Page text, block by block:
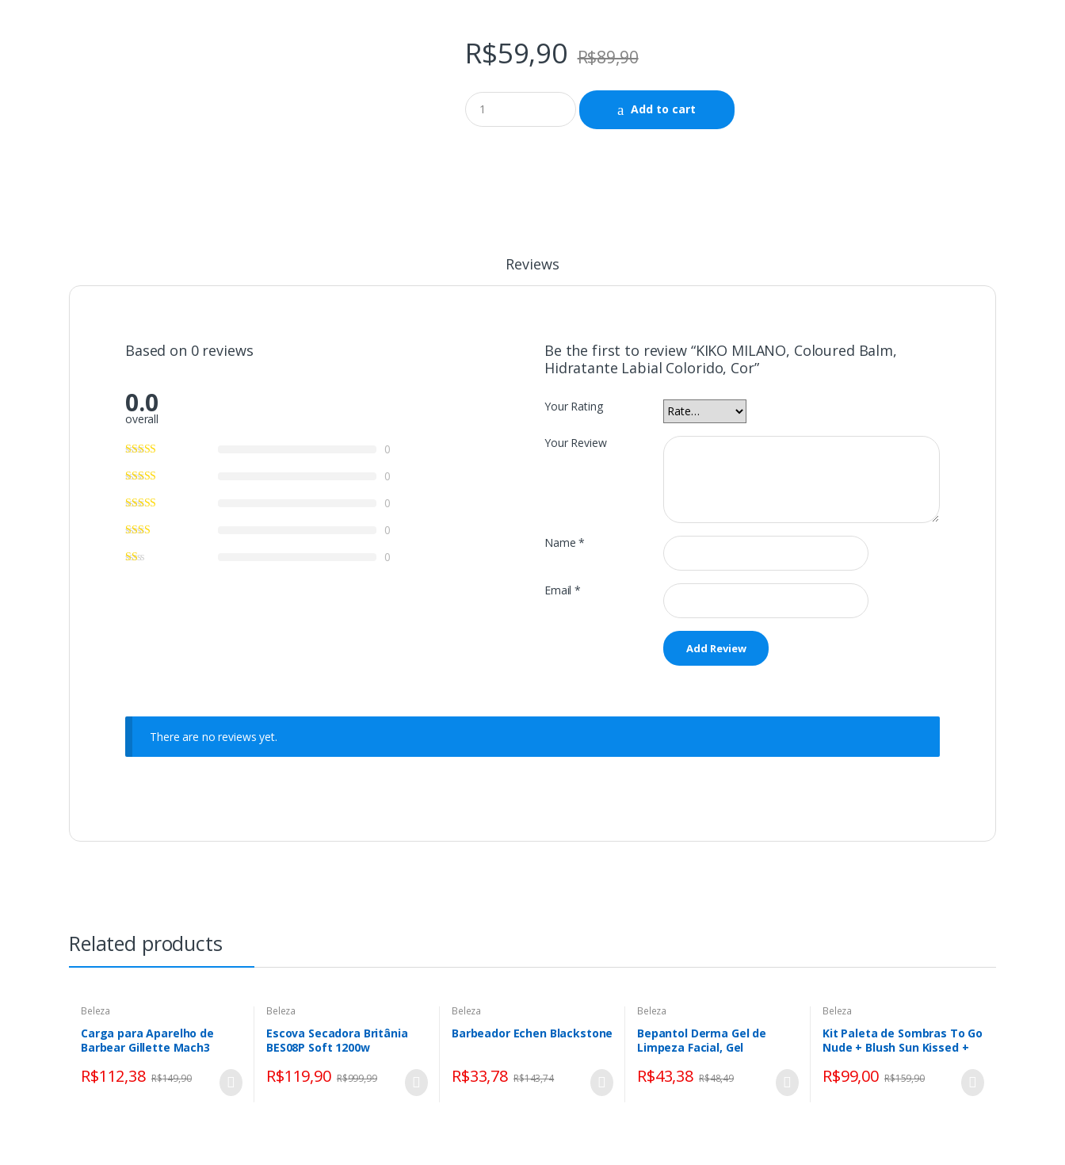
R$59,90 R$89,90
Q
u
a
Add to cart
Reviews
Based on 0 reviews
0.0
overall
0
0
0
0
0
Be the first to review “KIKO MILANO, Coloured Balm,
Hidratante Labial Colorido, Cor”
Your Rating
Your Review
Name*
Email*
There are no reviews yet.
Related products
Beleza
Carga para Aparelho de
Barbear Gillette Mach3
R$112,38 R$149,90
Beleza
Escova Secadora Britânia
BES08P Soft 1200w
R$119,90 R$999,99
Beleza
Barbeador Echen Blackstone
R$33,78 R$143,74
Beleza
Bepantol Derma Gel de
Limpeza Facial, Gel
Líquido, Limpeza Delicada,
R$43,38 R$48,49
Beleza
Kit Paleta de Sombras To Go
Nude + Blush Sun Kissed +
Produtos) – OCÉANE
R$99,00 R$159,90